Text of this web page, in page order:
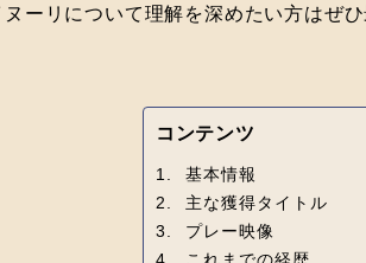
ーリについて理解を深めたい方はぜ
コンテンツ
基本情報
主な獲得タイトル
プレー映像